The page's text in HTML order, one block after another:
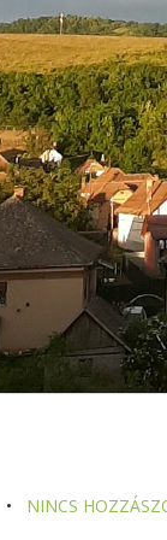
NINCS